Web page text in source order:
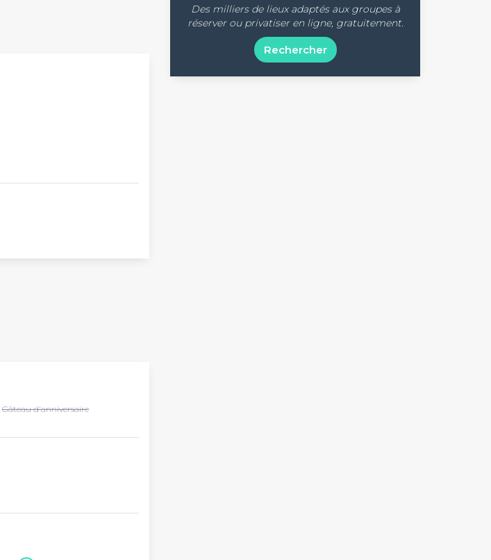
Gâteau d'anniversaire
Des milliers de lieux adaptés aux groupes à
réserver ou privatiser en ligne, gratuitement.
Rechercher